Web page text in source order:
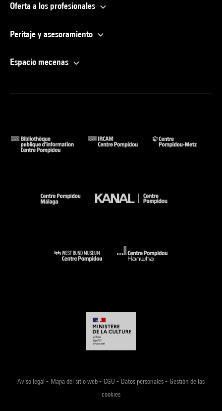
Oferta a los profesionales
Peritaje y asesoramiento
Espacio mecenas
Aviso legal - Mapa del sitio web- CGU - Datos personales- Gestión de las
cookies